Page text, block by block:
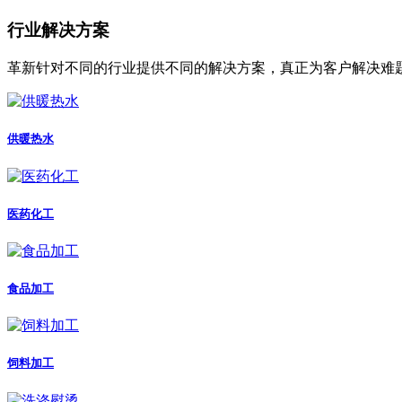
行业解决方案
革新针对不同的行业提供不同的解决方案，真正为客户解决难
供暖热水
医药化工
食品加工
饲料加工